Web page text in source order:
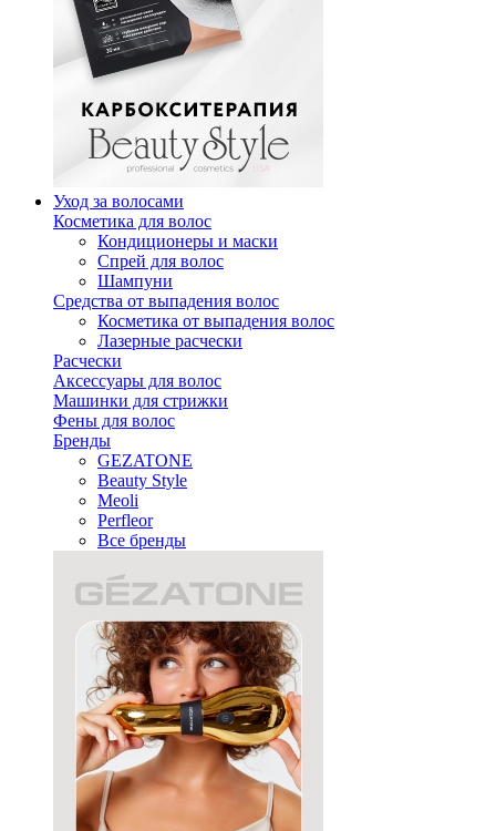
Уход за волосами
Косметика для волос
Кондиционеры и маски
Спрей для волос
Шампуни
Средства от выпадения волос
Косметика от выпадения волос
Лазерные расчески
Расчески
Аксессуары для волос
Машинки для стрижки
Фены для волос
Бренды
GEZATONE
Beauty Style
Meoli
Perfleor
Все бренды